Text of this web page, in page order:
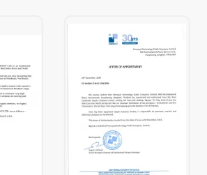
và dễ lau chùi.